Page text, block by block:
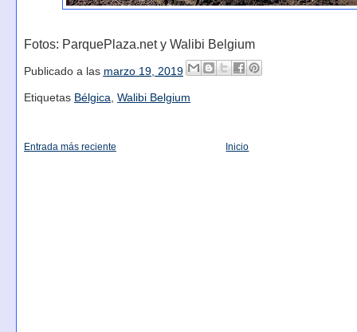
Fotos: ParquePlaza.net y Walibi Belgium
Publicado a las marzo 19, 2019
Etiquetas Bélgica, Walibi Belgium
Entrada más reciente Inicio